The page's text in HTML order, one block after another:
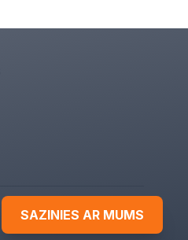
SAZINIES AR MUMS